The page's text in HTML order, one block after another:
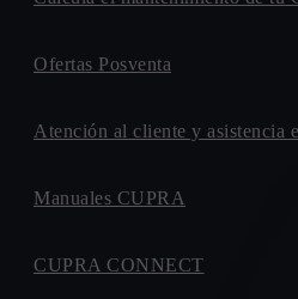
Ofertas Posventa
Atención al cliente y asistencia
Manuales CUPRA
CUPRA CONNECT